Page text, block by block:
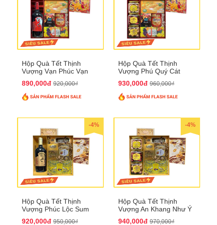
Hộp Quà Tết Thịnh
Vượng Vạn Phúc Vạn
890,000đ 920,000₫
Hộp Quà Tết Thịnh
Vượng Phú Quý Cát
930,000đ 960,000₫
-4%
Hộp Quà Tết Thịnh
Vượng Phúc Lộc Sum
920,000đ 950,000₫
-4%
Hộp Quà Tết Thịnh
Vượng An Khang Như Ý
940,000đ 970,000₫